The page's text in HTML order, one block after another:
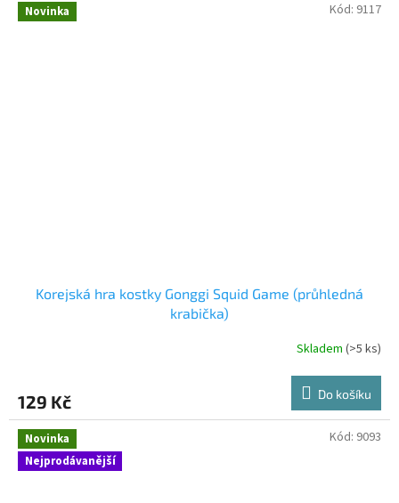
Novinka
Korejská hra kostky Gonggi Squid Game (průhledná
krabička)
Skladem (>5 ks)
129 Kč Do košíku
Kód: 9117
Novinka
Nejprodávanější
Kód: 9093